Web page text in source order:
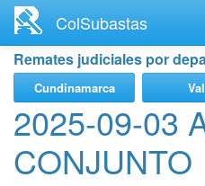
contenido
principal
ColSubastas
Remates judiciales por
Cundinamarca
2025-09-03
CONJUNTO